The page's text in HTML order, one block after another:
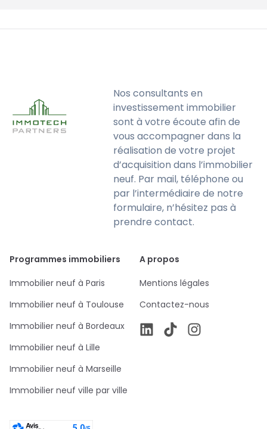
Nos consultants en
investissement immobilier
sont à votre écoute afin de
vous accompagner dans la
réalisation de votre projet
d’acquisition dans l’immobilier
neuf. Par mail, téléphone ou
par l’intermédiaire de notre
formulaire, n’hésitez pas à
prendre contact.
Programmes immobiliers
Immobilier neuf à Paris
Immobilier neuf à Toulouse
Immobilier neuf à Bordeaux
Immobilier neuf à Lille
Immobilier neuf à Marseille
Immobilier neuf ville par ville
A propos
Mentions légales
Contactez-nous